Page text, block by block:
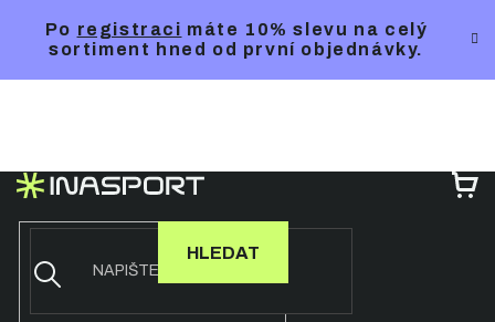
Po registraci máte 10% slevu na celý
sortiment hned od první objednávky.
HLEDAT